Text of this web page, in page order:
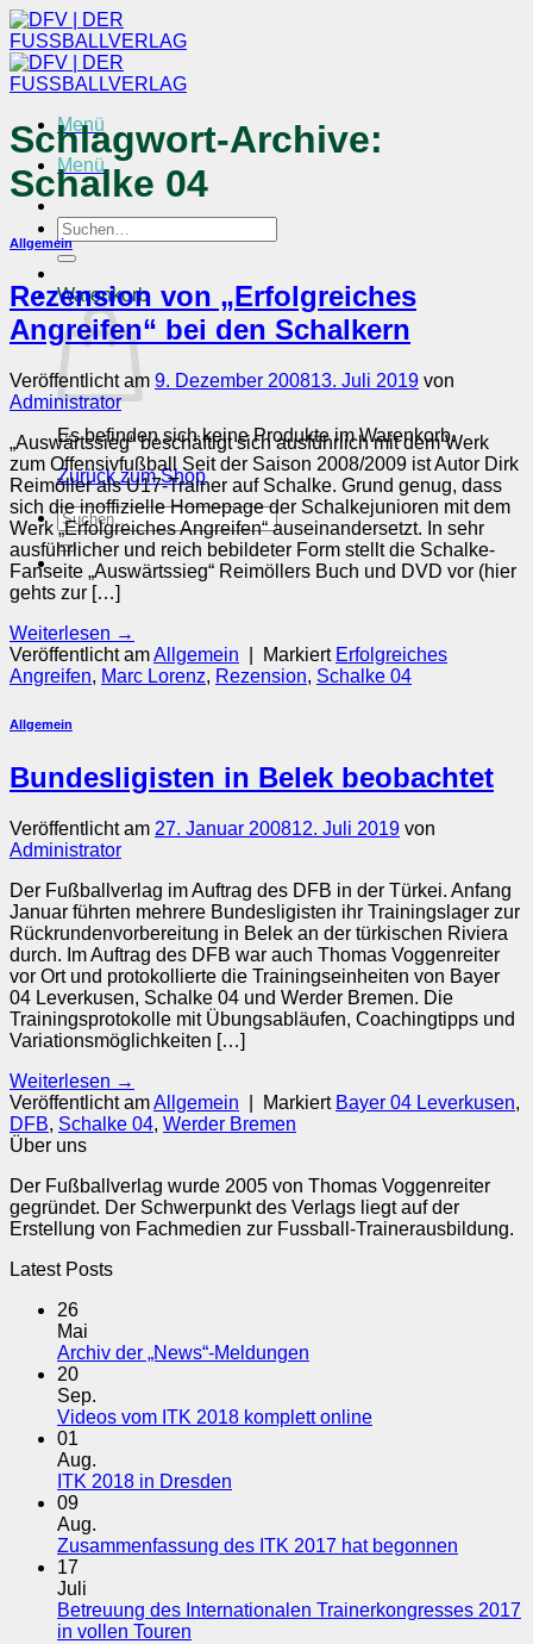
Zum
Inhalt
springen
Menü
Menü
Suchen
nach:
Warenkorb
Es befinden sich keine Produkte im Warenkorb.
Zurück zum Shop
Suchen
nach:
Schlagwort-Archive:
Schalke 04
Allgemein
Rezension von „Erfolgreiches
Angreifen“ bei den Schalkern
Veröffentlicht am 9. Dezember 200813. Juli 2019 von
Administrator
„Auswärtssieg“ beschäftigt sich ausführlich mit dem Werk
zum Offensivfußball Seit der Saison 2008/2009 ist Autor Dirk
Reimöller als U17-Trainer auf Schalke. Grund genug, dass
sich die inoffizielle Homepage der Schalkejunioren mit dem
Werk „Erfolgreiches Angreifen“ auseinandersetzt. In sehr
ausführlicher und reich bebildeter Form stellt die Schalke-
Fanseite „Auswärtssieg“ Reimöllers Buch und DVD vor (hier
gehts zur […]
Weiterlesen →
Veröffentlicht amAllgemein Markiert Erfolgreiches
Angreifen, Marc Lorenz, Rezension, Schalke 04
Allgemein
Bundesligisten in Belek beobachtet
Veröffentlicht am 27. Januar 200812. Juli 2019 von
Administrator
Der Fußballverlag im Auftrag des DFB in der Türkei. Anfang
Januar führten mehrere Bundesligisten ihr Trainingslager zur
Rückrundenvorbereitung in Belek an der türkischen Riviera
durch. Im Auftrag des DFB war auch Thomas Voggenreiter
vor Ort und protokollierte die Trainingseinheiten von Bayer
04 Leverkusen, Schalke 04 und Werder Bremen. Die
Trainingsprotokolle mit Übungsabläufen, Coachingtipps und
Variationsmöglichkeiten […]
Weiterlesen →
Veröffentlicht amAllgemein Markiert Bayer 04 Leverkusen,
DFB, Schalke 04, Werder Bremen
Über uns
Der Fußballverlag wurde 2005 von Thomas Voggenreiter
gegründet. Der Schwerpunkt des Verlags liegt auf der
Erstellung von Fachmedien zur Fussball-Trainerausbildung.
Latest Posts
26
Mai
Archiv der „News“-Meldungen
Archiv
20
Sep.
Videos vom ITK 2018 komplett onlineKeine
2018
01
Aug.
ITK 2018 in Dresden
ITK
Dresden
09
Aug.
Zusammenfassung des ITK 2017 hat begonnen
17
Juli
Betreuung des Internationalen Trainerkongresses 2017
in vollen Touren